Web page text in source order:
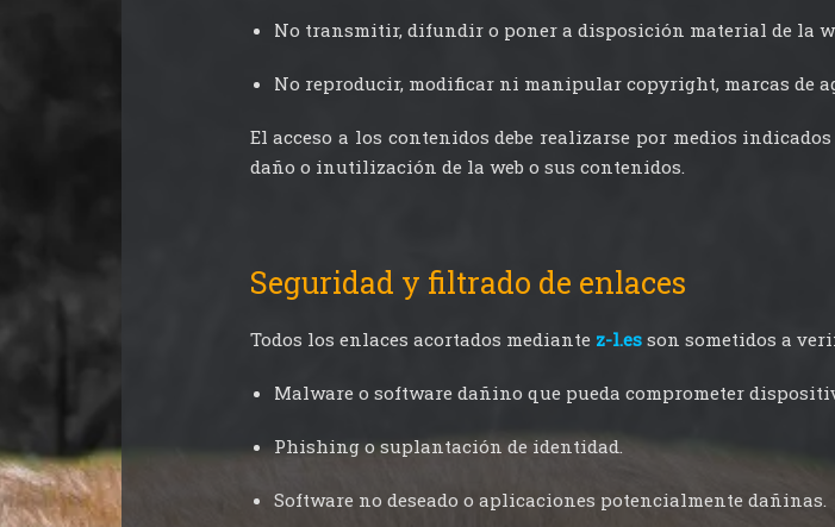
No transmitir, difundir o poner a disposición material de la
No reproducir, modificar ni manipular copyright, marcas de
El acceso a los contenidos debe realizarse por medios
daño o inutilización de la web o sus contenidos.
Seguridad y filtrado de enlaces
Todos los enlaces acortados mediante z-l.esson sometidos a
Malware o software dañino que pueda comprometer
Phishing o suplantación de identidad.
Software no deseado o aplicaciones potencialmente dañinas.